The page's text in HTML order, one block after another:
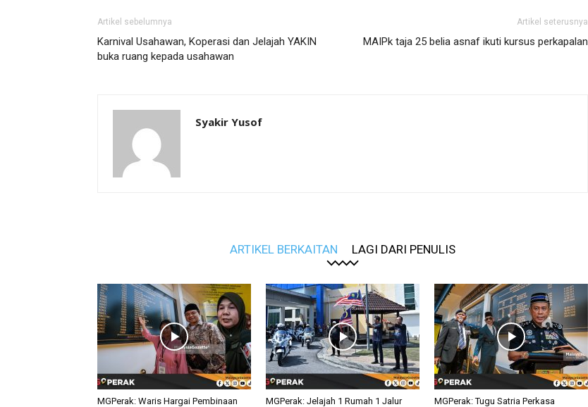
Artikel sebelumnya
Karnival Usahawan, Koperasi dan Jelajah YAKIN
buka ruang kepada usahawan
Artikel seterusnya
MAIPk taja 25 belia asnaf ikuti kursus perkapalan
Syakir Yusof
ARTIKEL BERKAITAN LAGI DARI PENULIS
MGPerak: Waris Hargai Pembinaan
MGPerak: Jelajah 1 Rumah 1 Jalur
MGPerak: Tugu Satria Perkasa